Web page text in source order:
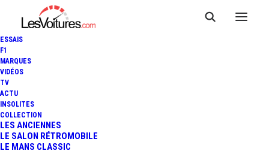
ESSAIS
F1
MARQUES
VIDÉOS
TV
ACTU
INSOLITES
COLLECTION
LES ANCIENNES
LE SALON RÉTROMOBILE
LE MANS CLASSIC
VIDÉO : PRENEZ LE VOLANT
DE LA NISSAN GT-R LM